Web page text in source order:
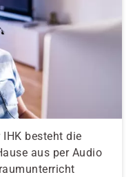
Profils
besteht die
aus per Audio